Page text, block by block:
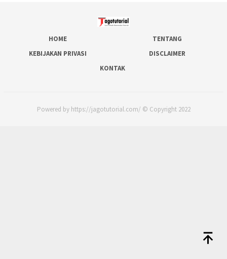
HOME
TENTANG
KEBIJAKAN PRIVASI
DISCLAIMER
KONTAK
Powered by https://jagotutorial.com/ © Copyright 2022